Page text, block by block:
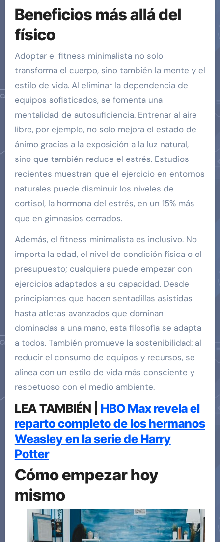
Beneficios más allá del
físico
Adoptar el fitness minimalista no solo
transforma el cuerpo, sino también la mente y el
estilo de vida. Al eliminar la dependencia de
equipos sofisticados, se fomenta una
mentalidad de autosuficiencia. Entrenar al aire
libre, por ejemplo, no solo mejora el estado de
ánimo gracias a la exposición a la luz natural,
sino que también reduce el estrés. Estudios
recientes muestran que el ejercicio en entornos
naturales puede disminuir los niveles de
cortisol, la hormona del estrés, en un 15% más
que en gimnasios cerrados.
Además, el fitness minimalista es inclusivo. No
importa la edad, el nivel de condición física o el
presupuesto; cualquiera puede empezar con
ejercicios adaptados a su capacidad. Desde
principiantes que hacen sentadillas asistidas
hasta atletas avanzados que dominan
dominadas a una mano, esta filosofía se adapta
a todos. También promueve la sostenibilidad: al
reducir el consumo de equipos y recursos, se
alinea con un estilo de vida más consciente y
respetuoso con el medio ambiente.
LEA TAMBIÉN | HBO Max revela el
reparto completo de los hermanos
Weasley en la serie de Harry
Potter
Cómo empezar hoy
mismo